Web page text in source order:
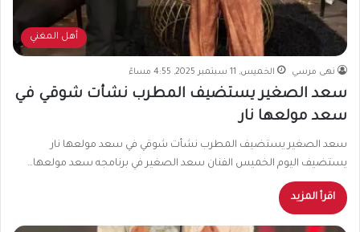
أهل المغني
نهى مرسي الخميس, 11 سبتمبر 2025, 4:55 مساءً
سعد الصغير يستضيف المطرب نشأت شوقي في
سعد مولعها نار
سعد الصغير يستضيف المطرب نشأت شوقي في سعد مولعها نار
يستضيف اليوم الخميس الفنان سعد الصغير في برنامجه سعد مولعها…
اقرأ المزيد